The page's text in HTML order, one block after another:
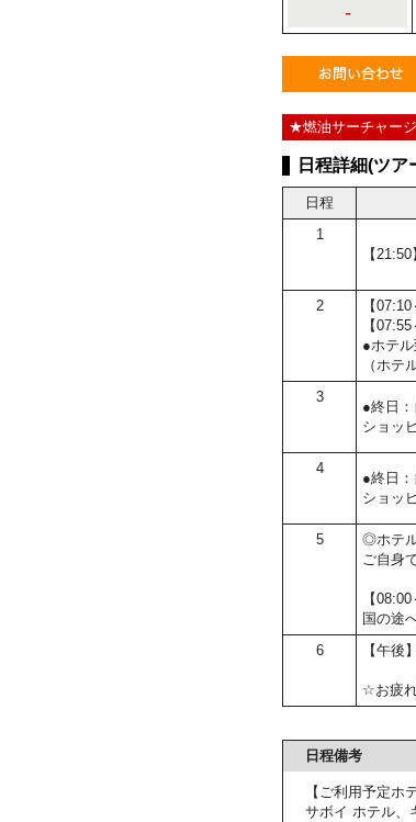
-
★燃油サーチャー
日程詳細(ツ
日程
1
【
2
【
【
●ホテ
（ホテ
3
●終日
ショッ
4
●終日
ショッ
5
◎ホテ
ご自身
【
国の途
6 【午後
☆お疲
日程備考
【ご利用予定ホ
サボイ ホテル、